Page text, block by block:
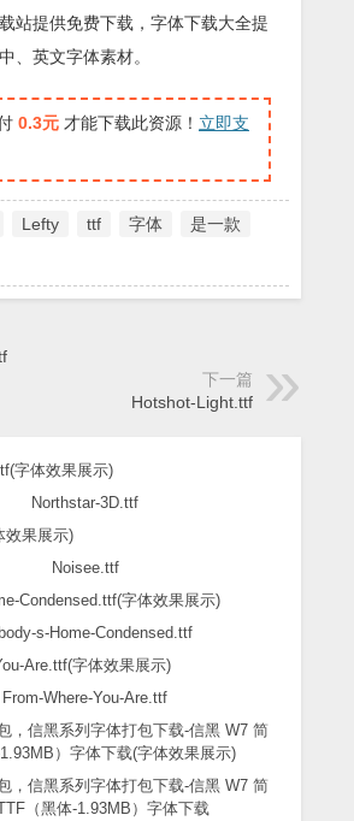
站提供免费下载，字体下载大全提
、英文字体素材。
0.3元 才能下载此资源！ 立即支
Lefty ttf 字体 是一款
下一篇
Hotshot-Light.ttf
Northstar-3D.ttf
Noisee.ttf
s-Home-Condensed.ttf
From-Where-You-Are.ttf
，信黑系列字体打包下载-信黑 W7 简
（黑体-1.93MB）字体下载